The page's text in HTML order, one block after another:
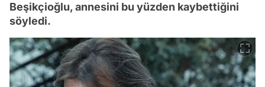
Beşikçioğlu, annesini bu yüzden kaybettiğini
söyledi.